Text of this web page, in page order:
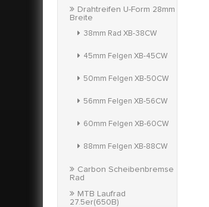
Drahtreifen U-Form 28mm
Breite
38mm Rad XB-38CW
45mm Felgen XB-45CW
50mm Felgen XB-50CW
56mm Felgen XB-56CW
60mm Felgen XB-60CW
88mm Felgen XB-88CW
Carbon Scheibenbremse
Rad
MTB Laufrad
27.5er(650B)